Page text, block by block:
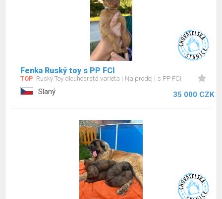
Fenka Ruský toy s PP FCI
TOP Ruský Toy dlouhosrstá varieta Na prodej s PP FCI
Slaný 35 000 CZK